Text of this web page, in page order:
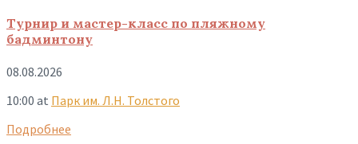
Турнир и мастер-класс по пляжному
бадминтону
08.08.2026
10:00 at Парк им. Л.Н. Толстого
Подробнее